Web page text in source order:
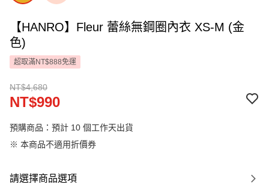
【HANRO】Fleur 蕾絲無鋼圈內衣 XS-M (金
色)
超取滿NT$888免運
NT$4,680
NT$990
預購商品：預計 10 個工作天出貨
※ 本商品不適用折價券
請選擇商品選項